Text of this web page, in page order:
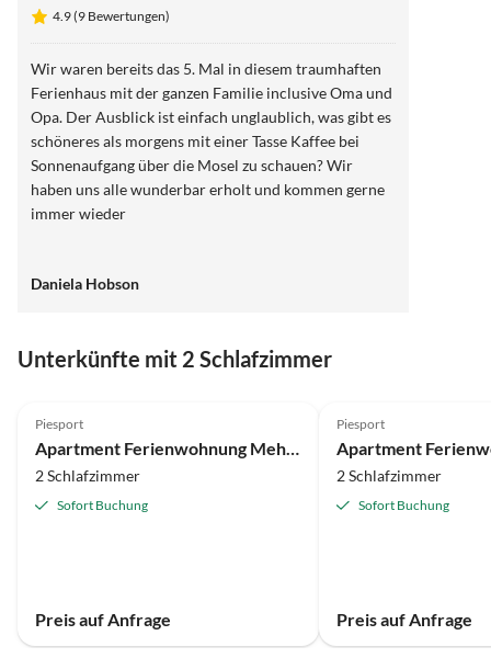
4.9 (9 Bewertungen)
Wir waren bereits das 5. Mal in diesem traumhaften
Ferienhaus mit der ganzen Familie inclusive Oma und
Opa. Der Ausblick ist einfach unglaublich, was gibt es
schöneres als morgens mit einer Tasse Kaffee bei
Sonnenaufgang über die Mosel zu schauen? Wir
haben uns alle wunderbar erholt und kommen gerne
immer wieder
Daniela Hobson
Unterkünfte mit 2 Schlafzimmer
Piesport
Apartment Ferienwohnung Mehllager
2 Schlafzimmer
Sofort Buchung
Preis auf Anfrage
Piesport
2 Schlafzimmer
Sofort Buchung
Preis auf Anfrage